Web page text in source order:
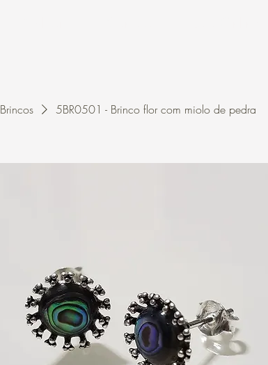
Brincos 5BR0501 - Brinco flor com miolo de pedra